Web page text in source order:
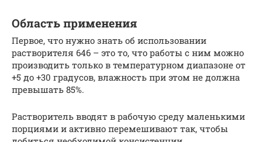
Область применения
Первое, что нужно знать об использовании
растворителя 646 – это то, что работы с ним можно
производить только в температурном диапазоне от
+5 до +30 градусов, влажность при этом не должна
превышать 85%.
Растворитель вводят в рабочую среду маленькими
порциями и активно перемешивают так, чтобы